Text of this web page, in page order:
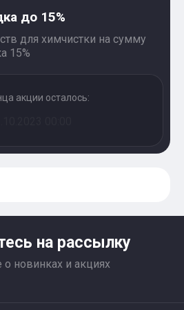
до 15%
для химчистки на сумму
15%
акции осталось:
на рассылку
о новинках и акциях